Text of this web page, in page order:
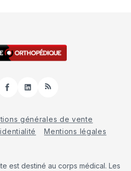
FacebookLinkedInRSS
générales de vente
Mentions légales
est destiné au corps médical. Les